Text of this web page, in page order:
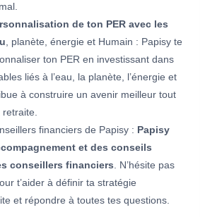
de ton PER avec les
, planète, énergie et Humain : Papisy te
ton PER en investissant dans
liés à l’eau, la planète, l’énergie et
à construire un avenir meilleur tout
financiers de Papisy : Papisy
et des conseils
conseillers financiers . N’hésite pas
t’aider à définir ta stratégie
et répondre à toutes tes questions.